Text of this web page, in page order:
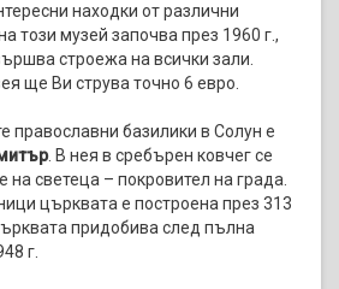
находки от различни
този музей започва през 1960 г.,
строежа на всички зали.
ще Ви струва точно 6 евро.
православни базилики в Солун е
. В нея в сребърен ковчег се
светеца – покровител на града.
църквата е построена през 313
придобива след пълна
г.